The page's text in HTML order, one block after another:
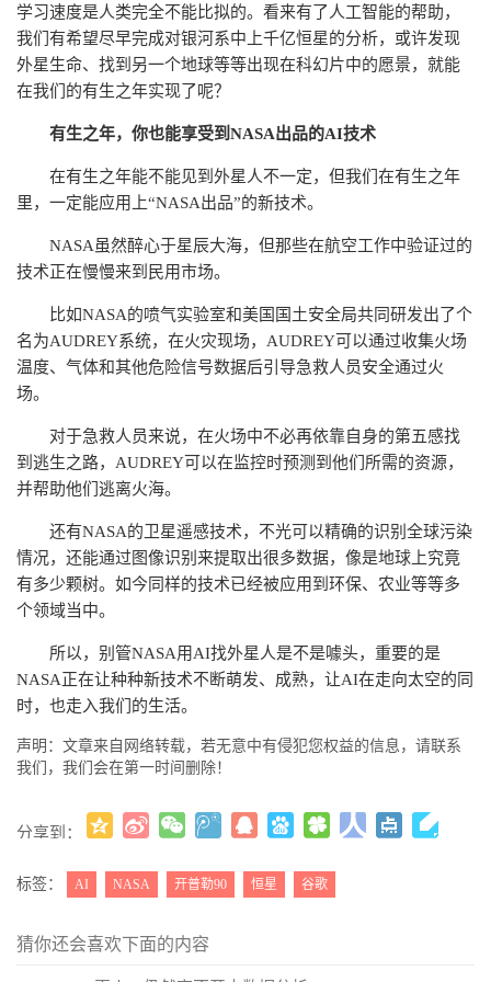
学习速度是人类完全不能比拟的。看来有了人工智能的帮助，
我们有希望尽早完成对银河系中上千亿恒星的分析，或许发现
外星生命、找到另一个地球等等出现在科幻片中的愿景，就能
在我们的有生之年实现了呢？
有生之年，你也能享受到NASA出品的AI技术
在有生之年能不能见到外星人不一定，但我们在有生之年
里，一定能应用上“NASA出品”的新技术。
NASA虽然醉心于星辰大海，但那些在航空工作中验证过的
技术正在慢慢来到民用市场。
比如NASA的喷气实验室和美国国土安全局共同研发出了个
名为AUDREY系统，在火灾现场，AUDREY可以通过收集火场
温度、气体和其他危险信号数据后引导急救人员安全通过火
场。
对于急救人员来说，在火场中不必再依靠自身的第五感找
到逃生之路，AUDREY可以在监控时预测到他们所需的资源，
并帮助他们逃离火海。
还有NASA的卫星遥感技术，不光可以精确的识别全球污染
情况，还能通过图像识别来提取出很多数据，像是地球上究竟
有多少颗树。如今同样的技术已经被应用到环保、农业等等多
个领域当中。
所以，别管NASA用AI找外星人是不是噱头，重要的是
NASA正在让种种新技术不断萌发、成熟，让AI在走向太空的同
时，也走入我们的生活。
声明：文章来自网络转载，若无意中有侵犯您权益的信息，请联系
我们，我们会在第一时间删除！
分享到：
标签： AI NASA 开普勒90 恒星 谷歌
猜你还会喜欢下面的内容